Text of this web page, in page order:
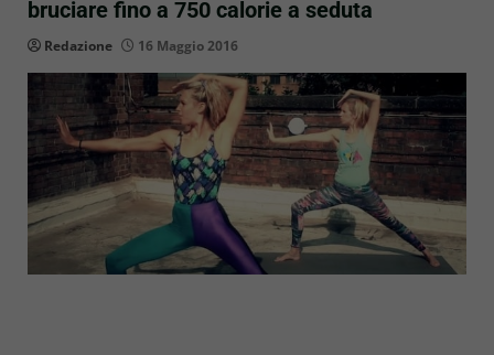
bruciare fino a 750 calorie a seduta
Redazione 16 Maggio 2016